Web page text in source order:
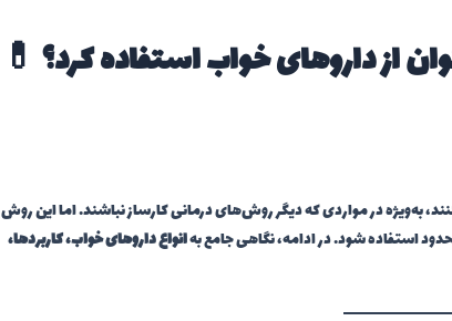
از داروهای خواب استفاده کرد؟ 💊
به‌ویژه در مواردی که دیگر روش‌های درمانی کارساز نباشند. اما این روش
استفاده شود. در ادامه، نگاهی جامع بهانواع داروهای خواب، کاربردها،